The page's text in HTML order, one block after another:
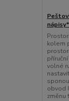
nápisy*
kolem
volné
obvod
změnu